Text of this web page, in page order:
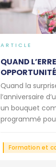
ARTICLE
QUAND
OPPORTUNITÉ
Quand la
l’anniversaire
un bouquet
programmé
Formation et